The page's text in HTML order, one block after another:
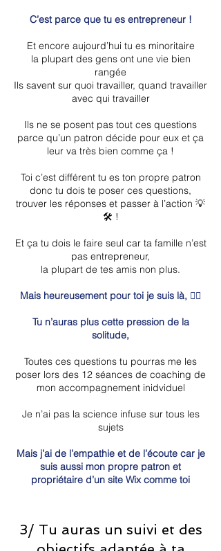
C’est parce que tu es entrepreneur !
Et encore aujourd’hui tu es minoritaire
la plupart des gens ont une vie bien
rangée
Ils savent sur quoi travailler, quand travailler
avec qui travailler
Ils ne se posent pas tout ces questions
parce qu’un patron décide pour eux et ça
leur va très bien comme ça !
Toi c’est différent tu es ton propre patron
donc tu dois te poser ces questions,
trouver les réponses et passer à l’action 💡
🛠️ !
Et ça tu dois le faire seul car ta famille n’est
pas entrepreneur,
la plupart de tes amis non plus.
Mais heureusement pour toi je suis là, 🙋‍♂️
Tu n’auras plus cette pression de la
solitude,
Toutes ces questions tu pourras me les
poser lors des 12 séances de coaching de
mon accompagnement inidviduel
Je n’ai pas la science infuse sur tous les
sujets
Mais j’ai de l’empathie et de l’écoute car je
suis aussi mon propre patron et
propriétaire d’un site Wix comme toi
3/ Tu auras un suivi et des